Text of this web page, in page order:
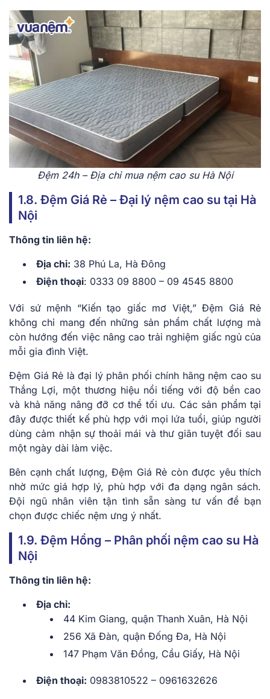
Đệm 24h – Địa chỉ mua nệm cao su Hà Nội
1.8. Đệm Giá Rẻ – Đại lý nệm cao su tại Hà
Nội
Thông tin liên hệ:
Địa chỉ: 38 Phú La, Hà Đông
Điện thoại: 0333 09 8800 – 09 4545 8800
Với sứ mệnh “Kiến tạo giấc mơ Việt,” Đệm Giá Rẻ
không chỉ mang đến những sản phẩm chất lượng mà
còn hướng đến việc nâng cao trải nghiệm giấc ngủ của
mỗi gia đình Việt.
Đệm Giá Rẻ là đại lý phân phối chính hãng nệm cao su
Thắng Lợi, một thương hiệu nổi tiếng với độ bền cao
và khả năng nâng đỡ cơ thể tối ưu. Các sản phẩm tại
đây được thiết kế phù hợp với mọi lứa tuổi, giúp người
dùng cảm nhận sự thoải mái và thư giãn tuyệt đối sau
một ngày dài làm việc.
Bên cạnh chất lượng, Đệm Giá Rẻ còn được yêu thích
nhờ mức giá hợp lý, phù hợp với đa dạng ngân sách.
Đội ngũ nhân viên tận tình sẵn sàng tư vấn để bạn
chọn được chiếc nệm ưng ý nhất.
1.9. Đệm Hồng – Phân phối nệm cao su Hà
Nội
Thông tin liên hệ:
Địa chỉ:
44 Kim Giang, quận Thanh Xuân, Hà Nội
256 Xã Đàn, quận Đống Đa, Hà Nội
147 Phạm Văn Đồng, Cầu Giấy, Hà Nội
Điện thoại: 0983810522 – 0961632626